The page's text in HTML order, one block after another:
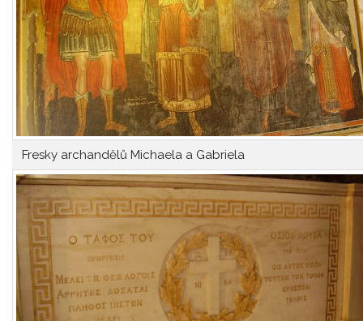
Fresky archandělů Michaela a Gabriela